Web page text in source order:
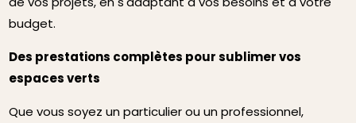
budget.
Des prestations complètes pour sublimer vos
espaces verts
Que vous soyez un particulier ou un professionnel,